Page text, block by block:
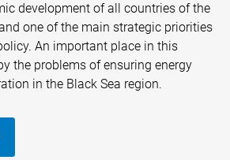
development of all countries of the
one of the main strategic priorities
An important place in this
the problems of ensuring energy
in the Black Sea region.